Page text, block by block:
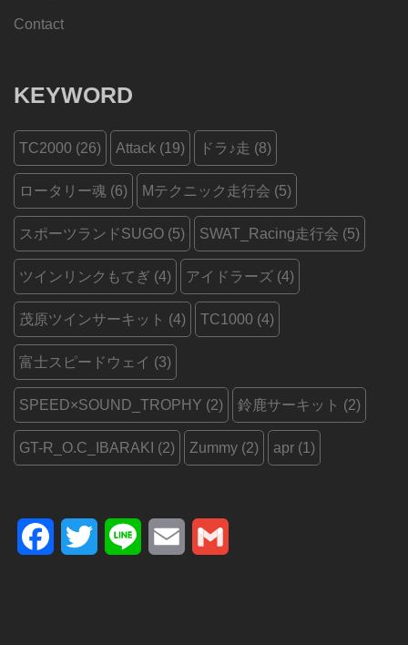
Contact
KEYWORD
TC2000 (26) Attack (19) ドラ♪走 (8)
ロータリー魂 (6) Mテクニック走行会 (5)
スポーツランドSUGO (5) SWAT_Racing走行会 (5)
ツインリンクもてぎ (4) アイドラーズ (4)
茂原ツインサーキット (4) TC1000 (4)
富士スピードウェイ (3)
SPEED×SOUND_TROPHY (2) 鈴鹿サーキット (2)
GT-R_O.C_IBARAKI (2) Zummy (2) apr (1)
FacebookTwitter Line Email